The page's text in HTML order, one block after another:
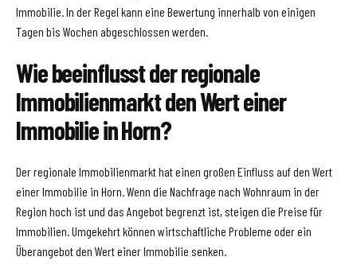
Immobilie. In der Regel kann eine Bewertung innerhalb von einigen
Tagen bis Wochen abgeschlossen werden.
Wie beeinflusst der regionale
Immobilienmarkt den Wert einer
Immobilie in Horn?
Der regionale Immobilienmarkt hat einen großen Einfluss auf den Wert
einer Immobilie in Horn. Wenn die Nachfrage nach Wohnraum in der
Region hoch ist und das Angebot begrenzt ist, steigen die Preise für
Immobilien. Umgekehrt können wirtschaftliche Probleme oder ein
Überangebot den Wert einer Immobilie senken.